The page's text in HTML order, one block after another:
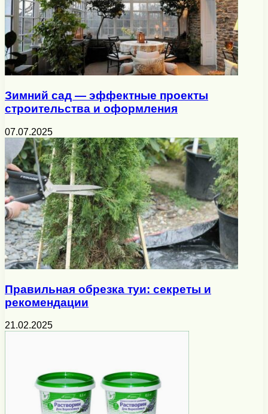
Зимний сад — эффектные проекты
строительства и оформления
07.07.2025
Правильная обрезка туи: секреты и
рекомендации
21.02.2025